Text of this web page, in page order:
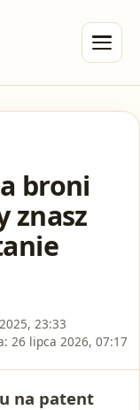
broni
znasz
23:33
26 lipca 2026, 07:17
na patent